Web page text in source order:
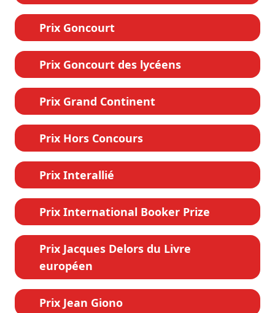
Prix Goncourt
Prix Goncourt des lycéens
Prix Grand Continent
Prix Hors Concours
Prix Interallié
Prix International Booker Prize
Prix Jacques Delors du Livre
européen
Prix Jean Giono